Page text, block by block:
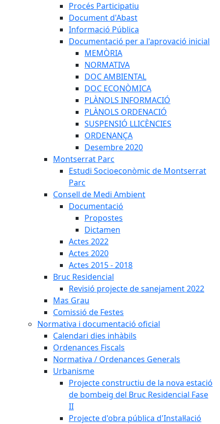
Procés Participatiu
Document d'Abast
Informació Pública
Documentació per a l'aprovació inicial
MEMÒRIA
NORMATIVA
DOC AMBIENTAL
DOC ECONÒMICA
PLÀNOLS INFORMACIÓ
PLÀNOLS ORDENACIÓ
SUSPENSIÓ LLICÈNCIES
ORDENANÇA
Desembre 2020
Montserrat Parc
Estudi Socioeconòmic de Montserrat
Parc
Consell de Medi Ambient
Documentació
Propostes
Dictamen
Actes 2022
Actes 2020
Actes 2015 - 2018
Bruc Residencial
Revisió projecte de sanejament 2022
Mas Grau
Comissió de Festes
Normativa i documentació oficial
Calendari dies inhàbils
Ordenances Fiscals
Normativa / Ordenances Generals
Urbanisme
Projecte constructiu de la nova estació
de bombeig del Bruc Residencial Fase
II
Projecte d'obra pública d'Instal·lació